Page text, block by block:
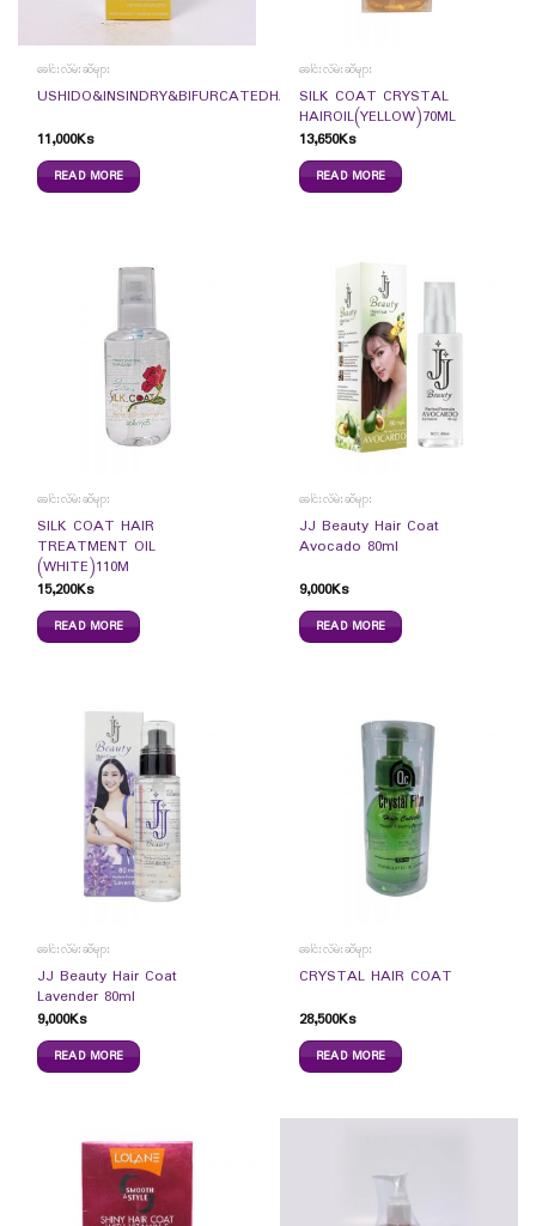
ခေါင်းလိမ်းဆီများ
USHIDO&INSINDRY&BIFURCATEDHAIRCOAT50ML
11,000Ks
READ MORE
ခေါင်းလိမ်းဆီများ
SILK COAT CRYSTAL
HAIROIL(YELLOW)70ML
13,650Ks
READ MORE
ခေါင်းလိမ်းဆီများ
SILK COAT HAIR
TREATMENT OIL
(WHITE)110M
15,200Ks
READ MORE
ခေါင်းလိမ်းဆီများ
JJ Beauty Hair Coat
Avocado 80ml
9,000Ks
READ MORE
ခေါင်းလိမ်းဆီများ
JJ Beauty Hair Coat
Lavender 80ml
9,000Ks
READ MORE
ခေါင်းလိမ်းဆီများ
CRYSTAL HAIR COAT
28,500Ks
READ MORE